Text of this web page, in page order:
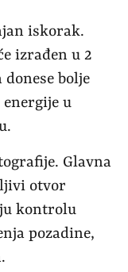
iskorak.
izrađen u 2
bolje
u
Glavna
otvor
kontrolu
pozadine,